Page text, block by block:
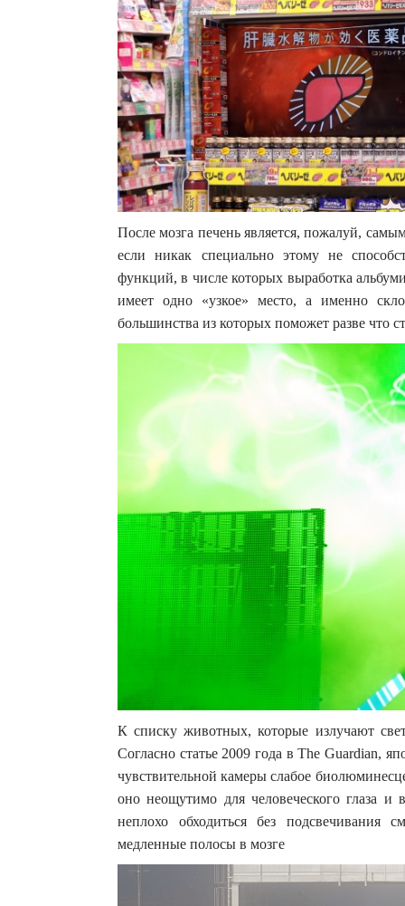
После мозга печень является, пожалуй,
если никак специально этому не
функций, в числе которых выработка
имеет одно «узкое» место, а именно
большинства из которых поможет разве что
К списку животных, которые излучают
Согласно статье 2009 года в The Guardian,
чувствительной камеры слабое
оно неощутимо для человеческого глаза
неплохо обходиться без
медленные полосы в мозге